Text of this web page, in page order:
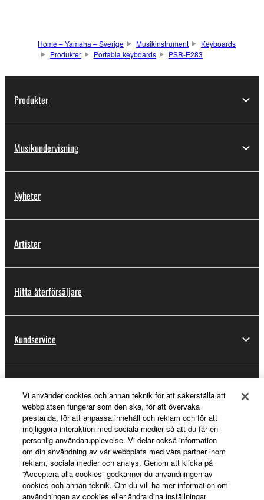
Home – Yamaha – Sverige Musikinstrument
Keyboards
Produkter
Portabla keyboards PSR-E283
Produkter
Musikundervisning
Nyheter
Artister
Hitta återförsäljare
Kundservice
Om Yamaha
Sverige - Swedish
Vi använder cookies och annan teknik för att säkerställa att
webbplatsen fungerar som den ska, för att övervaka
prestanda, för att anpassa innehåll och reklam och för att
möjliggöra interaktion med sociala medier så att du får en
personlig användarupplevelse. Vi delar också information
om din användning av vår webbplats med våra partner inom
reklam, sociala medier och analys. Genom att klicka på
”Acceptera alla cookies” godkänner du användningen av
cookies och annan teknik. Om du vill ha mer information om
användningen av cookies eller ändra dina inställningar